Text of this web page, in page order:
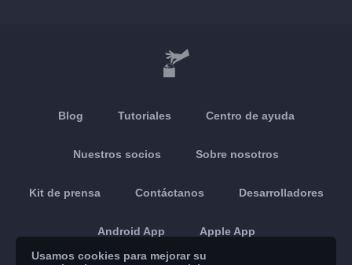
Blog Tutoriales Centro de ayuda
Nuestros socios Sobre nosotros
Kit de prensa Contáctanos Desarrolladores
Android App
Apple App
Usamos cookies para mejorar su